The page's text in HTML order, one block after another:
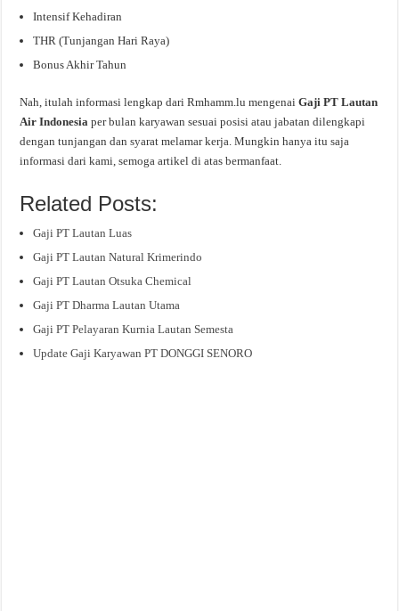
Intensif Kehadiran
THR (Tunjangan Hari Raya)
Bonus Akhir Tahun
Nah, itulah informasi lengkap dari Rmhamm.lu mengenaiGaji PT Lautan
Air Indonesiaper bulan karyawan sesuai posisi atau jabatan dilengkapi
dengan tunjangan dan syarat melamar kerja. Mungkin hanya itu saja
informasi dari kami, semoga artikel di atas bermanfaat.
Related Posts:
Gaji PT Lautan Luas
Gaji PT Lautan Natural Krimerindo
Gaji PT Lautan Otsuka Chemical
Gaji PT Dharma Lautan Utama
Gaji PT Pelayaran Kurnia Lautan Semesta
Update Gaji Karyawan PT DONGGI SENORO